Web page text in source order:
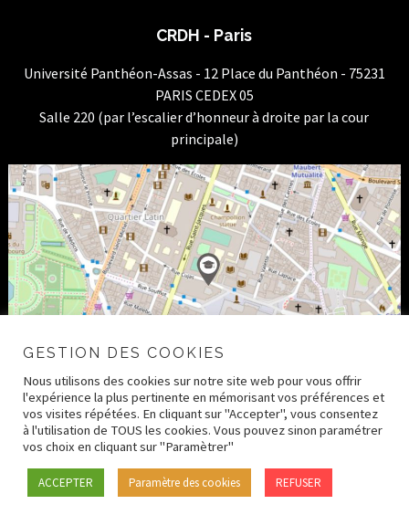
CRDH - Paris
Université Panthéon-Assas - 12 Place du Panthéon - 75231
PARIS CEDEX 05
Salle 220 (par l’escalier d’honneur à droite par la cour
principale)
© 2026 CRDH – Paris Human Rights Center –Mentions
légales
–Crédits–Politique de confidentialité
GESTION DES COOKIES
Nous utilisons des cookies sur notre site web pour vous offrir
l'expérience la plus pertinente en mémorisant vos préférences et
vos visites répétées. En cliquant sur "Accepter", vous consentez
à l'utilisation de TOUS les cookies. Vous pouvez sinon paramétrer
vos choix en cliquant sur "Paramètrer"
ACCEPTER Paramètre des cookies REFUSER